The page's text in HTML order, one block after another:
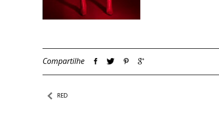
Compartilhe
Navegação
RED